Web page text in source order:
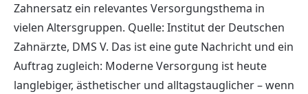
Zahnersatz ein relevantes Versorgungsthema in
vielen Altersgruppen. Quelle: Institut der Deutschen
Zahnärzte, DMS V. Das ist eine gute Nachricht und ein
Auftrag zugleich: Moderne Versorgung ist heute
langlebiger, ästhetischer und alltagstauglicher – wenn